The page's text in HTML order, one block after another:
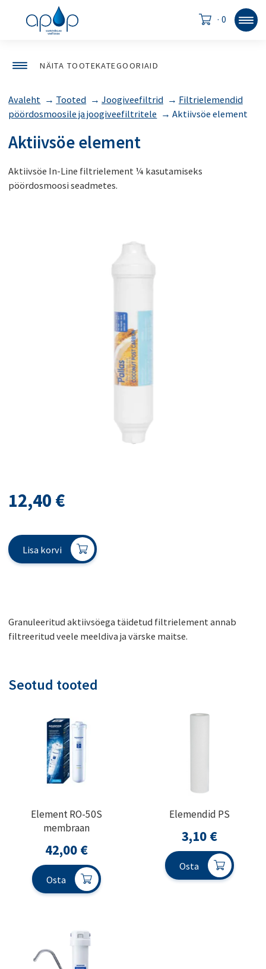
· 0
NÄITA TOOTEKATEGOORIAID
Avaleht → Tooted →Joogiveefiltrid → Filtrielemendid
pöördosmoosile ja joogiveefiltritele →Aktiivsöe element
Aktiivsöe element
Aktiivsöe In-Line filtrielement ¼ kasutamiseks
pöördosmoosi seadmetes.
12,40 €
Lisa korvi
Granuleeritud aktiivsöega täidetud filtrielement annab
filtreeritud veele meeldiva ja värske maitse.
Seotud tooted
Element RO-50S
membraan
42,00 €
Osta
Elemendid PS
3,10 €
Osta